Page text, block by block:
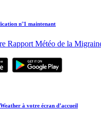
n°1 maintenant
Rapport Météo de la
à votre écran d’accueil